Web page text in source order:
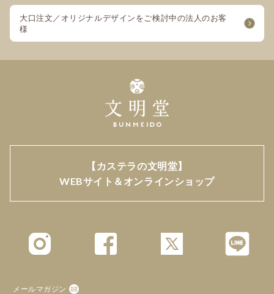
大口注文／オリジナルデザインをご検討中の法人のお客
様
【カステラの文明堂】
WEBサイト＆オンラインショップ
メールマガジン